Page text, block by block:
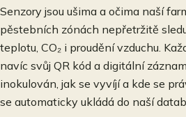
Senzory jsou ušima a očima naší
pěstebních zónách nepřetržitě
teplotu, CO₂ i proudění vzduchu.
navíc svůj QR kód a digitální
inokulován, jak se vyvíjí a kde se
se automaticky ukládá do naší